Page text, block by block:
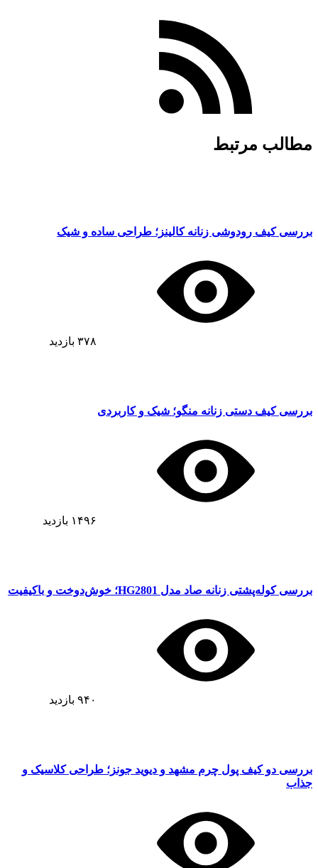
مطالب مرتبط
بررسی کیف رودوشی زنانه کالینز؛ طراحی ساده و شیک
۳۷۸ بازدید
بررسی کیف دستی زنانه منگو؛ شیک و کاربردی
۱۴۹۶ بازدید
بررسی کوله‌پشتی زنانه صاد مدل HG2801؛ خوش‌دوخت و باکیفیت
۹۴۰ بازدید
بررسی دو کیف پول چرم مشهد و دیوید جونز؛ طراحی کلاسیک و
جذاب